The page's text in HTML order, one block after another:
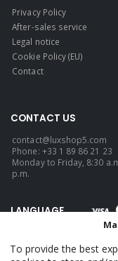
Privacy Policy
After-sales service
Legal notice
Cookie Policy (EU)
Contact
CONTACT US
contact@luxshop5.com
Phone: +33 1 89 86 21 23
Monday to Friday, 8:30
p.m.
LANGUAGE
To provide the best